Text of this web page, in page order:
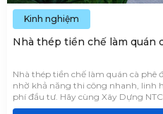
Kinh nghiệm
Nhà thép tiền chế làm quán
Nhà thép tiền chế làm quán cà
nhờ khả năng thi công nhanh, linh
phí đầu tư. Hãy cùng Xây Dựng
xây dựng chi tiết và những giải